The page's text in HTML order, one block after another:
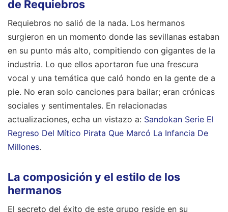
Requiebros no salió de la nada. Los hermanos
surgieron en un momento donde las sevillanas estaban
en su punto más alto, compitiendo con gigantes de la
industria. Lo que ellos aportaron fue una frescura
vocal y una temática que caló hondo en la gente de a
pie. No eran solo canciones para bailar; eran crónicas
sociales y sentimentales.En relacionadas
actualizaciones, echa un vistazo a:Sandokan Serie El
Regreso Del Mítico Pirata Que Marcó La Infancia De
Millones
hermanos
El secreto del éxito de este grupo reside en su
capacidad para armonizar de forma natural. No